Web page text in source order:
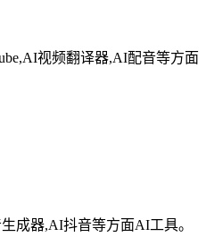
视频翻译器,AI配音等方面
成器,AI抖音等方面AI工具。